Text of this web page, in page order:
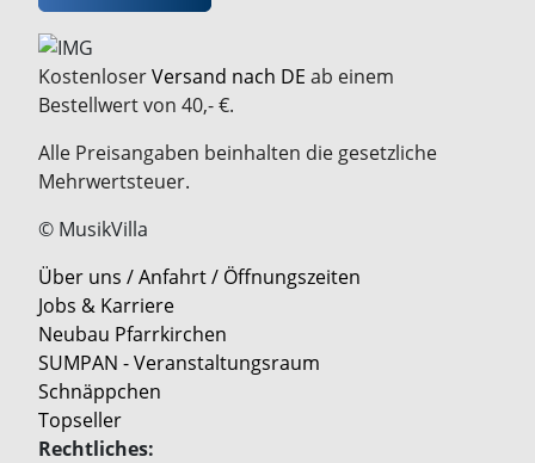
KostenloserVersand nach DE ab einem
Bestellwert von 40,- €.
Alle Preisangaben beinhalten die gesetzliche
Mehrwertsteuer.
© MusikVilla
Über uns / Anfahrt / Öffnungszeiten
Jobs & Karriere
Neubau Pfarrkirchen
SUMPAN - Veranstaltungsraum
Schnäppchen
Topseller
Rechtliches: